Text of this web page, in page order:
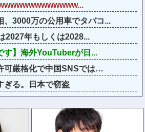
、3000万の公用車でタバコ...
2027年もしくは2028...
す】海外YouTuberが日...
可厳格化で中国SNSでは…
ぎる。日本で窃盗